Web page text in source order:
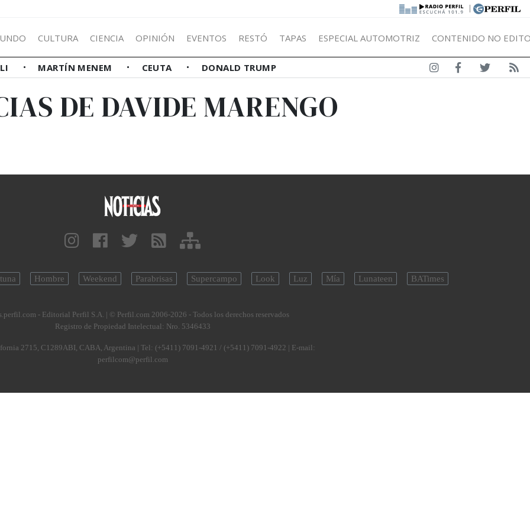
|
CULTURA CIENCIA OPINIÓN EVENTOS RESTÓ TAPAS ESPECIAL AUTOMOTRIZ CONTENIDO NO
MARTÍN MENEM CEUTA DONALD TRUMP
DE DAVIDE MARENGO
Hombre Weekend Parabrisas Supercampo Look Luz Mía Lunateen BATimes
- Editorial Perfil S.A. | © Perfil.com 2006-2026 - Todos los derechos reservados
Registro de Propiedad Intelectual: Nro. 5346433
2715, C1289ABI, CABA, Argentina | Tel: (+5411) 7091-4921 / (+5411) 7091-4922 | E-mail:
perfilcom@perfil.com